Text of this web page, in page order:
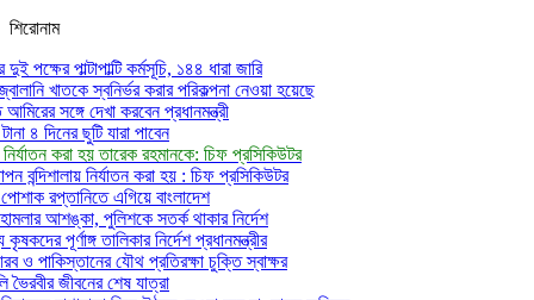
শিরোনাম
পক্ষের পাল্টাপাল্টি কর্মসূচি, ১৪৪ ধারা জারি
খাতকে স্বনির্ভর করার পরিকল্পনা নেওয়া হয়েছে
সঙ্গে দেখা করবেন প্রধানমন্ত্রী
৪ দিনের ছুটি যারা পাবেন
নির্যাতন করা হয় তারেক রহমানকে: চিফ প্রসিকিউটর
বন্দিশালায় নির্যাতন করা হয় : চিফ প্রসিকিউটর
রপ্তানিতে এগিয়ে বাংলাদেশ
আশঙ্কা, পুলিশকে সতর্ক থাকার নির্দেশ
পূর্ণাঙ্গ তালিকার নির্দেশ প্রধানমন্ত্রীর
পাকিস্তানের যৌথ প্রতিরক্ষা চুক্তি স্বাক্ষর
ভৈরবীর জীবনের শেষ যাত্রা